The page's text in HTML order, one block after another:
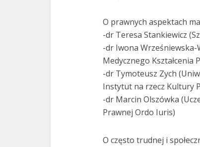
O prawnych aspektach
-dr Teresa Stankiewicz
-dr Iwona Wrześniewska-
Medycznego Kształcenia
-dr Tymoteusz Zych
Instytut na rzecz Kultury
-dr Marcin Olszówka
Prawnej Ordo Iuris)
O często trudnej i